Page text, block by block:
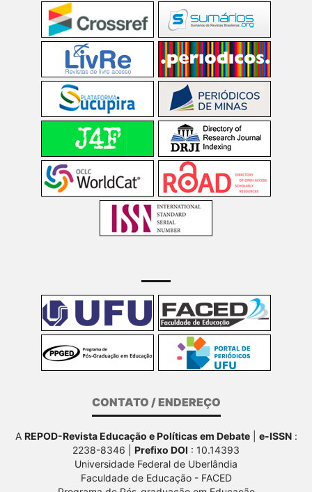
CONTATO / ENDEREÇO
A REPOD-Revista Educação e Políticas em Debate| e-ISSN:
2238-8346 | Prefixo DOI : 10.14393
Universidade Federal de Uberlândia
Faculdade de Educação - FACED